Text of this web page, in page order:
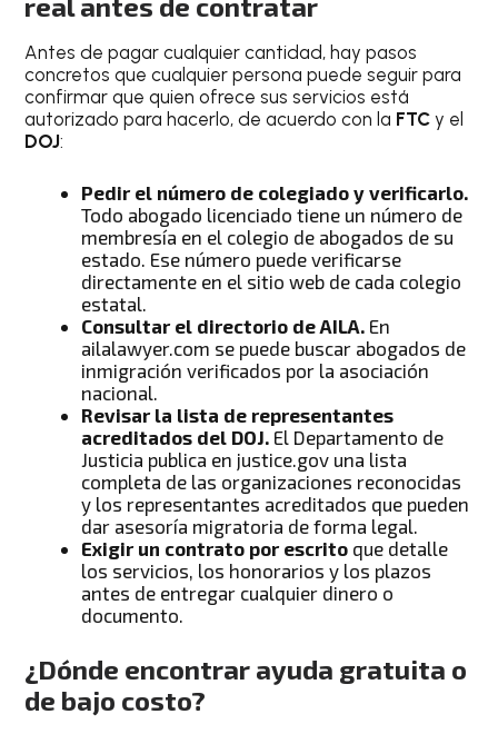
Antes de pagar cualquier cantidad, hay pasos
concretos que cualquier persona puede seguir para
confirmar que quien ofrece sus servicios está
autorizado para hacerlo, de acuerdo con la FTCy el
DOJ:
Pedir el número de colegiado y verificarlo.
Todo abogado licenciado tiene un número de
membresía en el colegio de abogados de su
estado. Ese número puede verificarse
directamente en el sitio web de cada colegio
estatal.
Consultar el directorio de AILA. En
ailalawyer.com se puede buscar abogados de
inmigración verificados por la asociación
nacional.
Revisar la lista de representantes
acreditados del DOJ. El Departamento de
Justicia publica en justice.gov una lista
completa de las organizaciones reconocidas
y los representantes acreditados que pueden
dar asesoría migratoria de forma legal.
Exigir un contrato por escrito que detalle
los servicios, los honorarios y los plazos
antes de entregar cualquier dinero o
documento.
¿Dónde encontrar ayuda gratuita o
de bajo costo?